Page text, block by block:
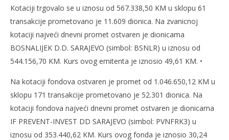
Kotaciji trgovalo se u iznosu od 567.338,50 KM u sklopu 61
transakcije prometovano je 11.609 dionica. Na zvanicnoj
kotaciji najveći dnevni promet ostvaren je dionicama
BOSNALIJEK D.D. SARAJEVO (simbol: BSNLR) u iznosu od
544.156,70 KM. Kurs ovog emitenta je iznosio 49,61 KM. •
Na kotaciji fondova ostvaren je promet od 1.046.650,12 KM u
sklopu 171 transakcije prometovano je 52.301 dionica. Na
kotaciji fondova najveći dnevni promet ostvaren je dionicama
IF PREVENT-INVEST DD SARAJEVO (simbol: PVNFRK3) u
iznosu od 353.440,62 KM. Kurs ovog fonda je iznosio 30,24